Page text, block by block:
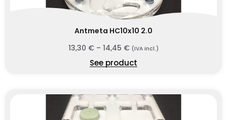
Antmeta HC10x10 2.0
13,30 € – 14,45 € (IVA incl.)
See product